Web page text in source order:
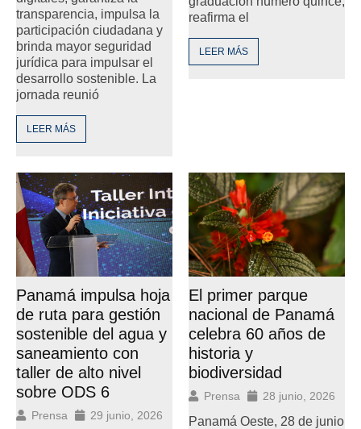
transparencia, impulsa la
participación ciudadana y
brinda mayor seguridad
jurídica para impulsar el
desarrollo sostenible. La
jornada reunió
LEER MÁS
reafirma el
LEER MÁS
Panamá impulsa hoja
de ruta para gestión
sostenible del agua y
saneamiento con
taller de alto nivel
sobre ODS 6
Prensa 29 junio, 2026
El primer parque
nacional de Panamá
celebra 60 años de
historia y
biodiversidad
Prensa 28 junio, 2026
Panamá Oeste, 28 de junio